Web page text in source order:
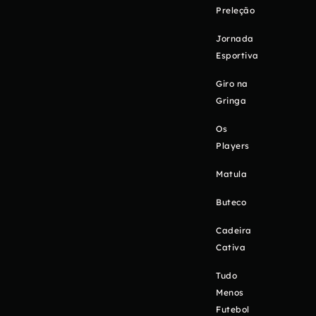
Preleção
Jornada
Esportiva
Giro na
Gringa
Os
Players
Matula
Buteco
Cadeira
Cativa
Tudo
Menos
Futebol